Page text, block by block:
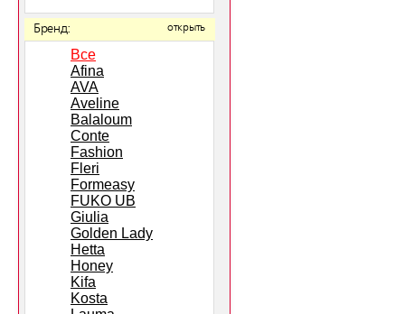
Бренд: открыть
Все
Afina
AVA
Aveline
Balaloum
Conte
Fashion
Fleri
Formeasy
FUKO UB
Giulia
Golden Lady
Hetta
Honey
Kifa
Kosta